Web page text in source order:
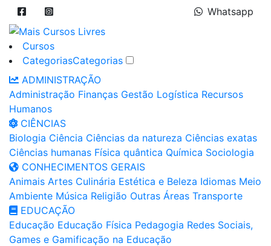
Whatsapp
Cursos
CategoriasCategorias
ADMINISTRAÇÃO
Administração Finanças Gestão Logística Recursos
Humanos
CIÊNCIAS
Biologia Ciência Ciências da natureza Ciências exatas
Ciências humanas Física quântica Química Sociologia
CONHECIMENTOS GERAIS
Animais Artes Culinária Estética e Beleza Idiomas Meio
Ambiente Música Religião Outras Áreas Transporte
EDUCAÇÃO
Educação Educação Física Pedagogia Redes Sociais,
Games e Gamificação na Educação